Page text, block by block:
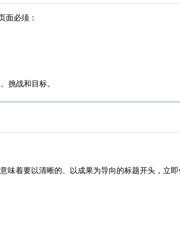
面必须：
挑战和目标。
着要以清晰的、以成果为导向的标题开头，立即